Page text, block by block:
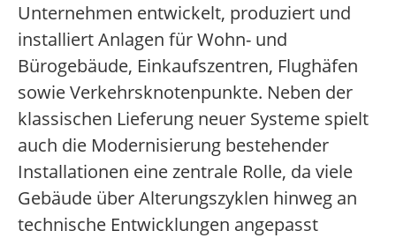
Unternehmen entwickelt, produziert und
installiert Anlagen für Wohn- und
Bürogebäude, Einkaufszentren, Flughäfen
sowie Verkehrsknotenpunkte. Neben der
klassischen Lieferung neuer Systeme spielt
auch die Modernisierung bestehender
Installationen eine zentrale Rolle, da viele
Gebäude über Alterungszyklen hinweg an
technische Entwicklungen angepasst